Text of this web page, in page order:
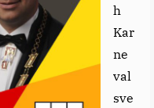
h
Kar
ne
val
sve